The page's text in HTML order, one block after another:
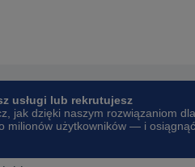
usługi lub rekrutujesz
jak dzięki naszym rozwiązaniom dla
milionów użytkowników — i osiągnąć